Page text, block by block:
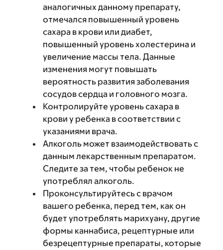
аналогичных данному препарату,
отмечался повышенный уровень
сахара в крови или диабет,
повышенный уровень холестерина и
увеличение массы тела. Данные
изменения могут повышать
вероятность развития заболевания
сосудов сердца и головного мозга.
Контролируйте уровень сахара в
крови у ребенка в соответствии с
указаниями врача.
Алкоголь может взаимодействовать с
данным лекарственным препаратом.
Следите за тем, чтобы ребенок не
употреблял алкоголь.
Проконсультируйтесь с врачом
вашего ребенка, перед тем, как он
будет употреблять марихуану, другие
формы каннабиса, рецептурные или
безрецептурные препараты, которые